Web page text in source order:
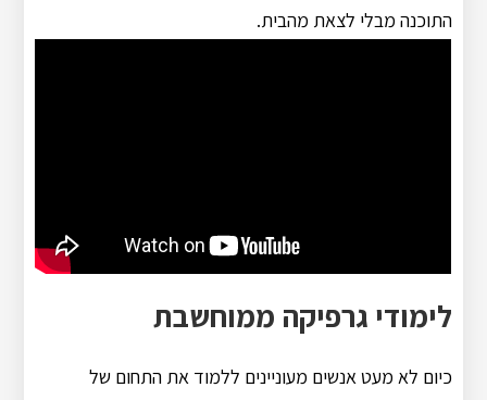
התוכנה מבלי לצאת מהבית.
לימודי גרפיקה ממוחשבת
כיום לא מעט אנשים מעוניינים ללמוד את התחום של